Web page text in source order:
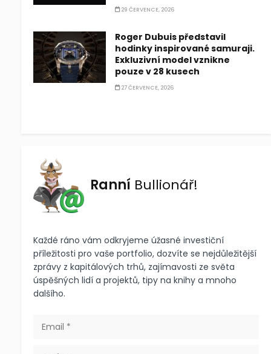
29 ČERVENCE, 2026
Roger Dubuis představil
hodinky inspirované samuraji.
Exkluzivní model vznikne
pouze v 28 kusech
27 ČERVENCE, 2026
Ranní Bullionář!
Každé ráno vám odkryjeme úžasné investiční
příležitosti pro vaše portfolio, dozvíte se nejdůležitější
zprávy z kapitálových trhů, zajímavosti ze světa
úspěšných lidí a projektů, tipy na knihy a mnoho
dalšího.